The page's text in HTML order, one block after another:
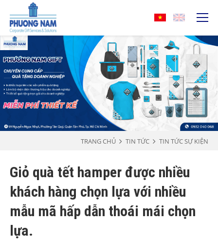
TRANG CHỦ TIN TỨC TIN TỨC SỰ KIỆN
Giỏ quà tết hamper được nhiều
khách hàng chọn lựa với nhiều
mẫu mã hấp dẫn thoái mái chọn
lựa.